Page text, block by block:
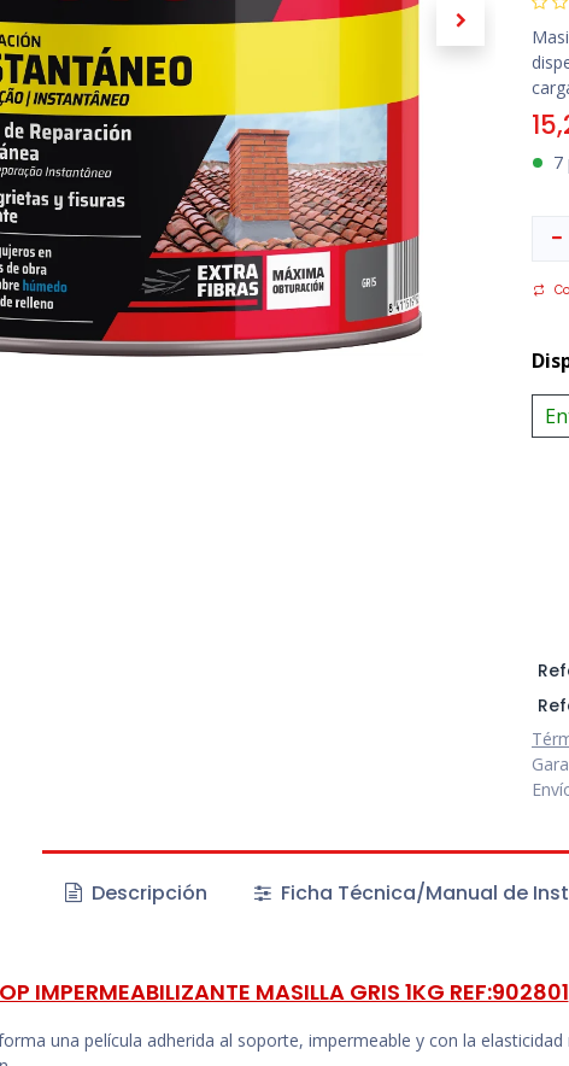
7
Descripción Ficha Técnica/Manual de
IMPERMEABILIZANTE MASILLA GRIS 1KG REF:902801
una película adherida al soporte, impermeable y con la